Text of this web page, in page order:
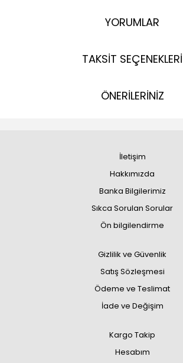
YORUMLAR
TAKSİT SEÇENEKLERİ
ÖNERİLERİNİZ
İletişim
Hakkımızda
Banka Bilgilerimiz
Sıkca Sorulan Sorular
Ön bilgilendirme
Gizlilik ve Güvenlik
Satış Sözleşmesi
Ödeme ve Teslimat
İade ve Değişim
Kargo Takip
Hesabım